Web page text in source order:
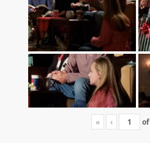
« ‹ of